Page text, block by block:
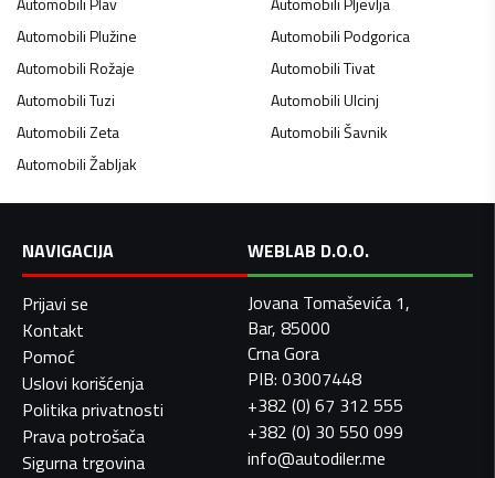
AutomobiliPlužine AutomobiliPodgorica
AutomobiliRožaje AutomobiliTivat
AutomobiliTuzi AutomobiliUlcinj
AutomobiliZeta AutomobiliŠavnik
AutomobiliŽabljak
NAVIGACIJA
Prijavi se
Kontakt
Pomoć
Uslovi korišćenja
Politika privatnosti
Prava potrošača
Sigurna trgovina
WEBLAB D.O.O.
Jovana Tomaševića 1,
Bar, 85000
Crna Gora
PIB: 03007448
+382 (0) 67 312 555
+382 (0) 30 550 099
info@autodiler.me